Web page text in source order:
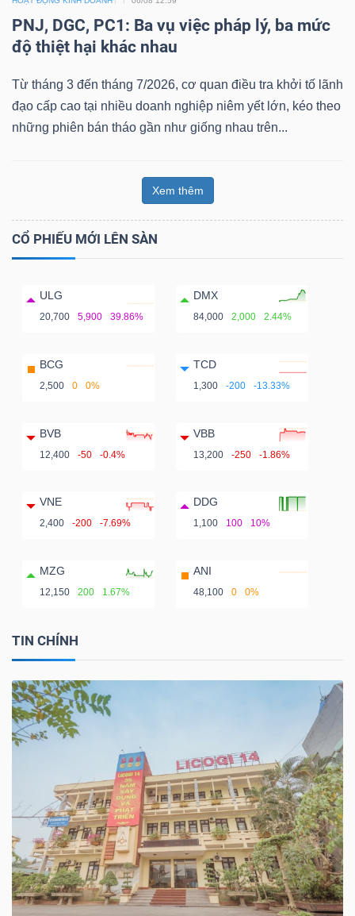
PNJ, DGC, PC1: Ba vụ việc pháp lý, ba mức
độ thiệt hại khác nhau
Từ tháng 3 đến tháng 7/2026, cơ quan điều tra khởi tố lãnh
đạo cấp cao tại nhiều doanh nghiệp niêm yết lớn, kéo theo
những phiên bán tháo gần như giống nhau trên...
Xem thêm
CỔ PHIẾU MỚI LÊN SÀN
ULG
20,700 5,900 39.86%
DMX
84,000 2,000 2.44%
BCG
2,500 0 0%
TCD
1,300 -200 -13.33%
BVB
12,400 -50 -0.4%
VBB
13,200 -250 -1.86%
VNE
2,400 -200 -7.69%
DDG
1,100 100 10%
MZG
12,150 200 1.67%
ANI
48,100 0 0%
TIN CHÍNH